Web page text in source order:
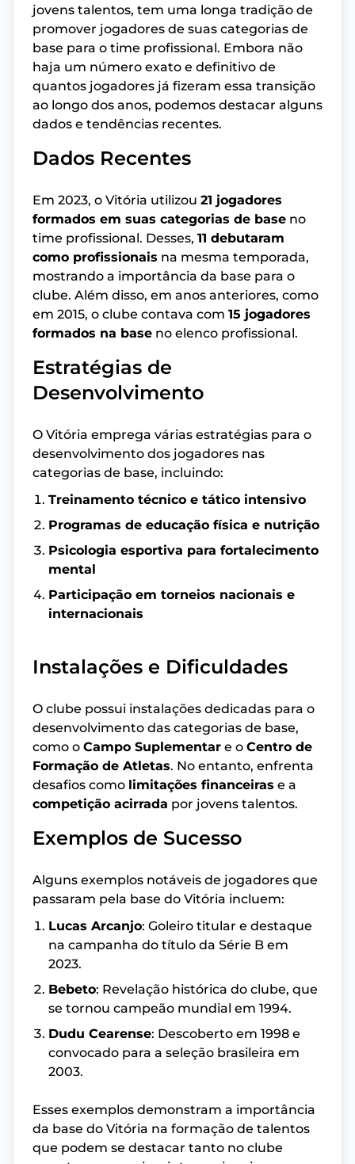
jovens talentos, tem uma longa tradição de
promover jogadores de suas categorias de
base para o time profissional. Embora não
haja um número exato e definitivo de
quantos jogadores já fizeram essa transição
ao longo dos anos, podemos destacar alguns
dados e tendências recentes.
Dados Recentes
Em 2023, o Vitória utilizou 21 jogadores
formados em suas categorias de base no
time profissional. Desses, 11 debutaram
como profissionais na mesma temporada,
mostrando a importância da base para o
clube. Além disso, em anos anteriores, como
em 2015, o clube contava com 15 jogadores
formados na base no elenco profissional.
Estratégias de
Desenvolvimento
O Vitória emprega várias estratégias para o
desenvolvimento dos jogadores nas
categorias de base, incluindo:
Treinamento técnico e tático intensivo
Programas de educação física e nutrição
Psicologia esportiva para fortalecimento
mental
Participação em torneios nacionais e
internacionais
Instalações e Dificuldades
O clube possui instalações dedicadas para o
desenvolvimento das categorias de base,
como o Campo Suplementar e o Centro de
Formação de Atletas. No entanto, enfrenta
desafios como limitações financeiras e a
competição acirrada por jovens talentos.
Exemplos de Sucesso
Alguns exemplos notáveis de jogadores que
passaram pela base do Vitória incluem:
Lucas Arcanjo: Goleiro titular e destaque
na campanha do título da Série B em
2023.
Bebeto: Revelação histórica do clube, que
se tornou campeão mundial em 1994.
Dudu Cearense: Descoberto em 1998 e
convocado para a seleção brasileira em
2003.
Esses exemplos demonstram a importância
da base do Vitória na formação de talentos
que podem se destacar tanto no clube